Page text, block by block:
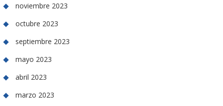
noviembre 2023
octubre 2023
septiembre 2023
mayo 2023
abril 2023
marzo 2023